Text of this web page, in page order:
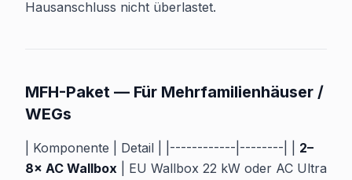
Hausanschluss nicht überlastet.
MFH-Paket — Für Mehrfamilienhäuser /
WEGs
| Komponente | Detail | |------------|--------| | 2–
8× AC Wallbox | EU Wallbox 22 kW oder AC Ultra